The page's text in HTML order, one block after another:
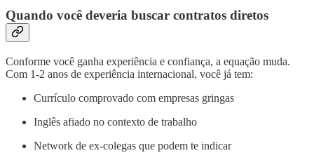
Quando você deveria buscar contratos diretos
Conforme você ganha experiência e confiança, a equação muda.
Com 1-2 anos de experiência internacional, você já tem:
Currículo comprovado com empresas gringas
Inglês afiado no contexto de trabalho
Network de ex-colegas que podem te indicar